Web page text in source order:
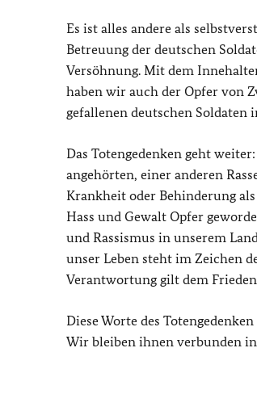
Es ist alles andere als
Betreuung der deutschen
Versöhnung. Mit dem
haben wir auch der Opfer von
gefallenen deutschen Soldaten
Das Totengedenken geht
angehörten, einer anderen
Krankheit oder Behinderung
Hass und Gewalt Opfer
und Rassismus in unserem
unser Leben steht im Zeichen
Verantwortung gilt dem
Diese Worte des
Wir bleiben ihnen verbunden